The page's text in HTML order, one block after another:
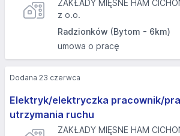
ZAKŁADY MIĘSNE HAM
z o.o.
Radzionków (Bytom - 6km)
umowa o pracę
Elektryk/elektryczka pracownik/
utrzymania ruchu
ZAKŁADY MIĘSNE HAM
Dodana 23 czerwca